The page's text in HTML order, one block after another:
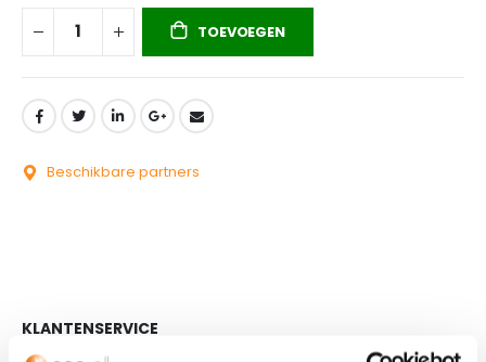
TOEVOEGEN
Beschikbare partners
KLANTENSERVICE